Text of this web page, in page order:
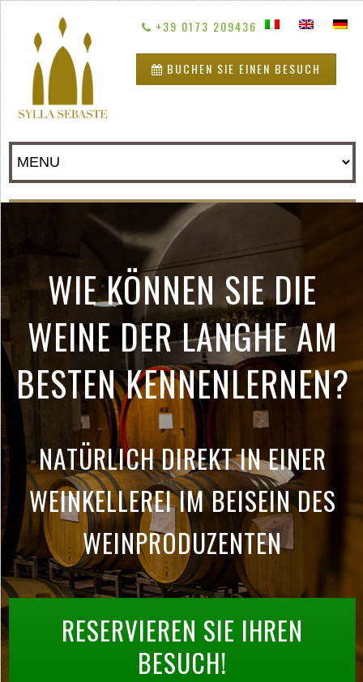
+39 0173 209436
BUCHEN SIE EINEN BESUCH
WIE KÖNNEN SIE DIE
WEINE DER LANGHE AM
BESTEN KENNENLERNEN?
NATÜRLICH DIREKT IN EINER
WEINKELLEREI IM BEISEIN DES
WEINPRODUZENTEN
RESERVIEREN SIE IHREN
BESUCH!